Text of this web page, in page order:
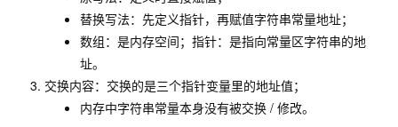
替换写法：先定义指针，再赋值字符串常量地址；
数组：是内存空间；指针：是指向常量区字符串的地
址。
交换内容：交换的是三个指针变量里的地址值；
内存中字符串常量本身没有被交换 / 修改。